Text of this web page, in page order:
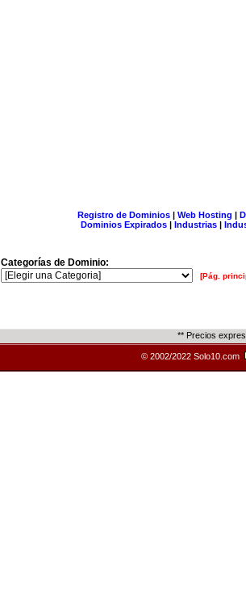
Registro de Dominios| Web Hosting |
Dominios Expirados | Industrias |
Categorías de Dominio:
[Pág.
** Precios
© 2002/2022 Solo10.com